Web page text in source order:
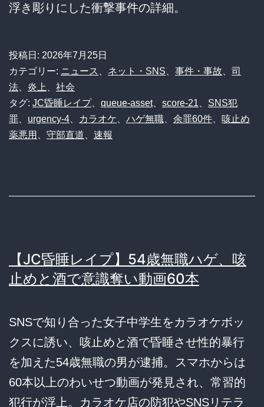
浮き彫りにした衝撃事件の詳細。
投稿日: 2026年7月25日
カテゴリー: ニュース ネット・SNS 事件・事故
司
法
炎上
社会
タグ: JC昏睡レイプ、 queue-asset、 score-21
SNS犯
罪
urgency-4 カラオケ ハゲ無職 余罪60件
咳止め
薬悪用
守部直道 速報
【JC昏睡レイプ】54歳無職ハゲ、咳
止めと酒で意識奪い動画60本
SNSで知り合った女子中学生をカラオケボッ
クスに誘い、咳止めと酒で昏睡させ性的暴行
を加えた54歳無職の男が逮捕。スマホからは
60本以上のわいせつ動画が発見され、常習的
犯行が浮上。カラオケ店の防犯やSNSリテラ